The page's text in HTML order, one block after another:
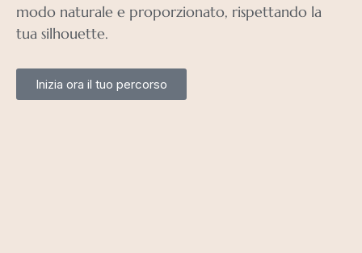
modo naturale e proporzionato, rispettando la
tua silhouette.
Inizia ora il tuo percorso